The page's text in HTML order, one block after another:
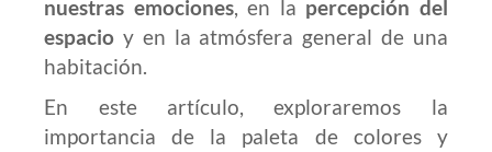
nuestras emociones, en la percepción del
espacio y en la atmósfera general de una
habitación.
En este artículo, exploraremos la
importancia de la paleta de colores y